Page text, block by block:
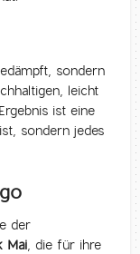
sondern
leicht
ist eine
sondern jedes
der
Mai , die für ihre